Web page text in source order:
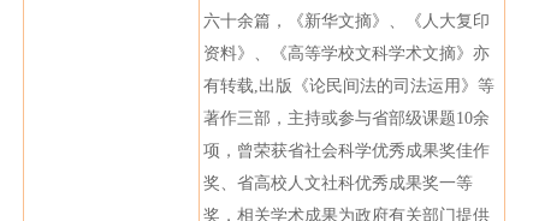
六十余篇，《新华文摘》、《人大复印
资料》、《高等学校文科学术文摘》亦
有转载,出版《论民间法的司法运用》等
著作三部，主持或参与省部级课题10余
项，曾荣获省社会科学优秀成果奖佳作
奖、省高校人文社科优秀成果奖一等
奖，相关学术成果为政府有关部门提供